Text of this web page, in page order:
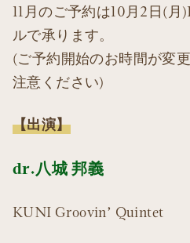
11月のご予約は10月2日(
ルで承ります。
(ご予約開始のお時間が変
注意ください)
【出演】
dr.八城 邦義
KUNI Groovin’ Quintet